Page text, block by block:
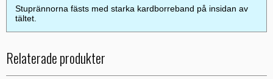
Stuprännorna fästs med starka kardborreband på insidan av
tältet.
Relaterade produkter